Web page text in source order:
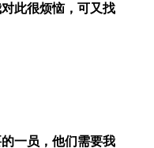
此很烦恼，可又找
一员，他们需要我